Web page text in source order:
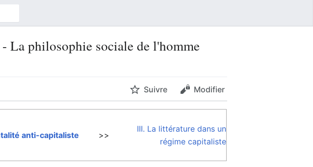
philosophie sociale de l'homme
Suivre Modifier
anti-capitaliste >>
III. La littérature dans un
régime capitaliste